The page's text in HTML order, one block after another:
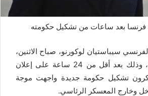
سيباستيان لوكورنو، صباح الاثنين،
استقالته من منصبه، وذلك بعد أقل من 24 ساعة على إعلان
تشكيل حكومة جديدة واجهت موجة
وخارج المعسكر الرئاسي.